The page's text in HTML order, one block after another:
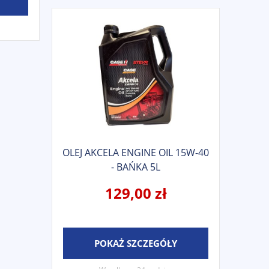
OLEJ AKCELA ENGINE OIL 15W-40
- BAŃKA 5L
129,00 zł
POKAŻ SZCZEGÓŁY